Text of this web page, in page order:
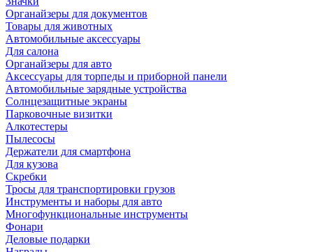
Органайзеры для документов
Товары для животных
Автомобильные аксессуары
Для салона
Органайзеры для авто
Аксессуары для торпеды и приборной панели
Автомобильные зарядные устройства
Солнцезащитные экраны
Парковочные визитки
Алкотестеры
Пылесосы
Держатели для смартфона
Для кузова
Скребки
Тросы для транспортировки грузов
Инструменты и наборы для авто
Многофункциональные инструменты
Фонари
Деловые подарки